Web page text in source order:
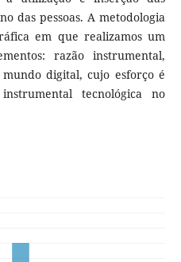
das pessoas. A metodologia
em que realizamos um
razão instrumental,
digital, cujo esforço é
tecnológica no